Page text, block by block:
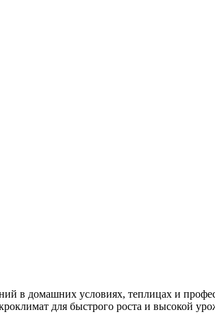
в домашних условиях, теплицах и
для быстрого роста и высокой